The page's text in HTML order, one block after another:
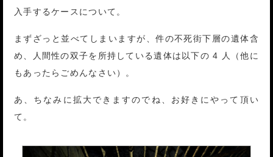
入手するケースについて。
まずざっと並べてしまいますが、件の不死街下層の遺体含
め、人間性の双子を所持している遺体は以下の 4 人（他に
もあったらごめんなさい）。
あ、ちなみに拡大できますのでね、お好きにやって頂い
て。